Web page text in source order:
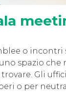
o incontri
spazio che
Gli
o per